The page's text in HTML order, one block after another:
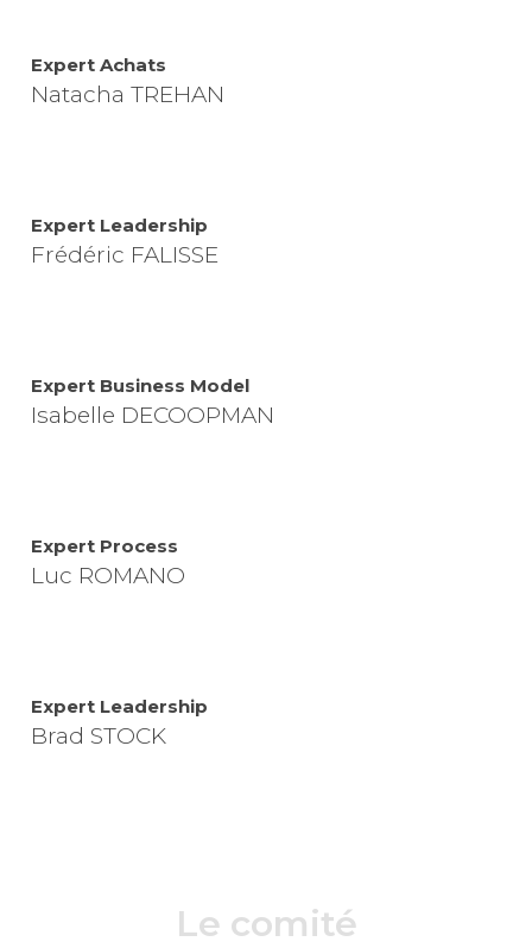
Expert Achats
Natacha TREHAN
Expert Leadership
Frédéric FALISSE
Expert Business Model
Isabelle DECOOPMAN
Expert Process
Luc ROMANO
Expert Leadership
Brad STOCK
Le comité